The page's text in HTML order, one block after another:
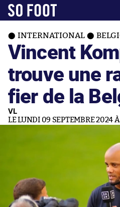
INTERNATIONAL
Vincent
trouve une
fier de la
VL
LE LUNDI 09 SEPTEMBRE 2024